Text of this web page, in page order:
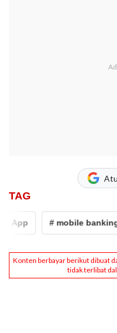
TAG
App # mobile banking